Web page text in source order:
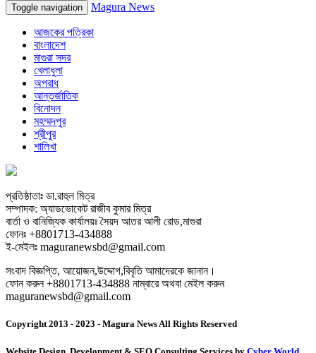
Toggle navigation Magura News
আজকের পত্রিকা
বাংলাদেশ
মাগুরা সদর
খেলাধুলা
অপরাধ
আন্তর্জাতিক
বিনোদন
মহম্মদপুর
শ্রীপুর
শালিখা
প্রতিষ্ঠাতাঃ ডা.রাহুল মিত্র
সম্পাদক: অ্যাডভোকেট রাজীব কুমার মিত্র
বার্তা ও বানিজ্যিক কার্যালয়ঃ সৈয়দ আতর আলী রোড,মাগুরা
ফোনঃ +8801713-434888
ই-মেইলঃ maguranewsbd@gmail.com
সংবাদ বিজ্ঞপ্তি, আয়োজন,উদ্দোগ,বিবৃতি আমাদেরকে জানান।
ফোন করুন +8801713-434888 নাম্বারে অথবা মেইল করুন
maguranewsbd@gmail.com
Copyright 2013 - 2023 - Magura News All Rights Reserved